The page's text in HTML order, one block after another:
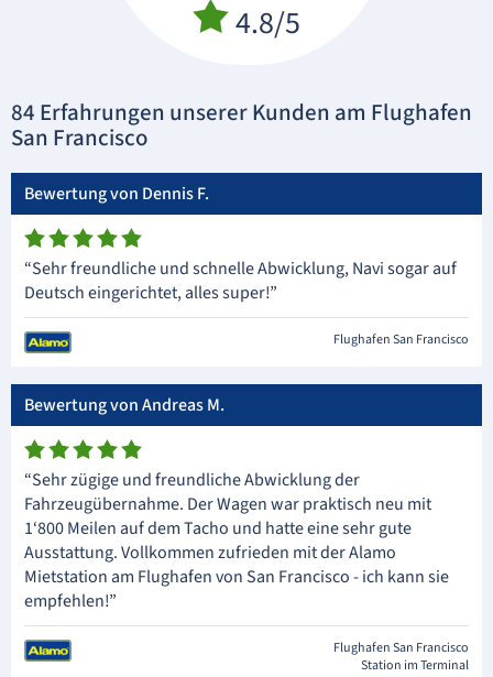
4.8/5
84 Erfahrungen unserer Kunden am Flughafen
San Francisco
Bewertung von Dennis F.
“Sehr freundliche und schnelle Abwicklung, Navi sogar auf
Deutsch eingerichtet, alles super!”
Flughafen San Francisco
Bewertung von Andreas M.
“Sehr zügige und freundliche Abwicklung der
Fahrzeugübernahme. Der Wagen war praktisch neu mit
1‘800 Meilen auf dem Tacho und hatte eine sehr gute
Ausstattung. Vollkommen zufrieden mit der Alamo
Mietstation am Flughafen von San Francisco - ich kann sie
empfehlen!”
Flughafen San Francisco
Station im Terminal